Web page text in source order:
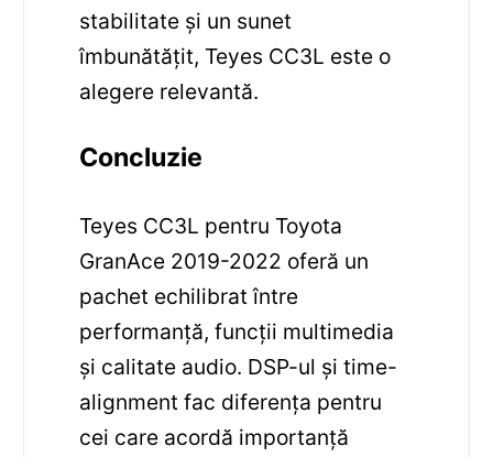
stabilitate și un sunet
îmbunătățit, Teyes CC3L este o
alegere relevantă.
Concluzie
Teyes CC3L pentru Toyota
GranAce 2019-2022 oferă un
pachet echilibrat între
performanță, funcții multimedia
și calitate audio. DSP-ul și time-
alignment fac diferența pentru
cei care acordă importanță